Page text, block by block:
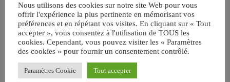
ÉCRIT PAR:JEAN-CLAUDE
email
Nous utilisons des cookies sur notre site Web pour vous
offrir l'expérience la plus pertinente en mémorisant vos
préférences et en répétant vos visites. En cliquant sur « Tout
accepter », vous consentez à l'utilisation de TOUS les
cookies. Cependant, vous pouvez visiter les « Paramètres
des cookies » pour fournir un consentement contrôlé.
Paramètres Cookie Tout accepter